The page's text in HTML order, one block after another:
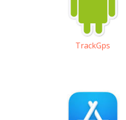
TrackGps